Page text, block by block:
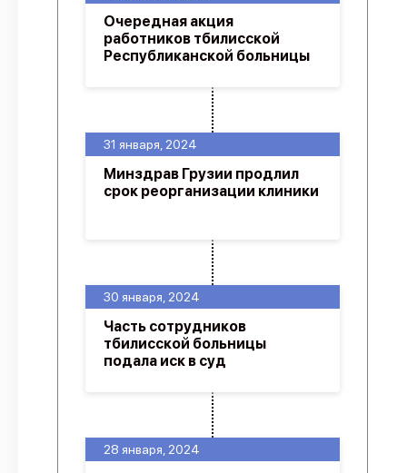
28 января, 2024
30 января, 2024
Часть сотрудников
тбилисской больницы
подала иск в суд
31 января, 2024
Минздрав Грузии продлил
срок реорганизации клиники
Очередная акция
работников тбилисской
Республиканской больницы